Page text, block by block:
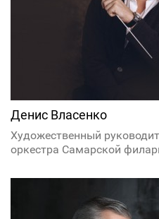
Денис Власенко
Художественный
оркестра Самарской